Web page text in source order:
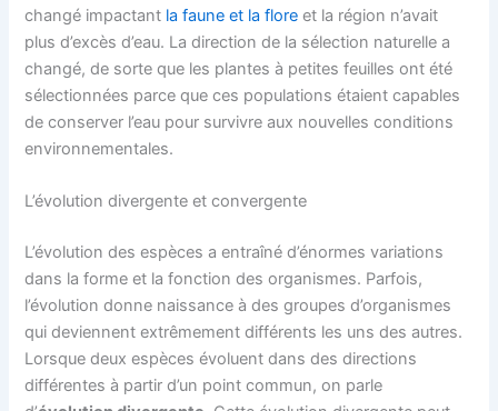
changé impactant la faune et la flore et la région n’avait
plus d’excès d’eau. La direction de la sélection naturelle a
changé, de sorte que les plantes à petites feuilles ont été
sélectionnées parce que ces populations étaient capables
de conserver l’eau pour survivre aux nouvelles conditions
environnementales.
L’évolution divergente et convergente
L’évolution des espèces a entraîné d’énormes variations
dans la forme et la fonction des organismes. Parfois,
l’évolution donne naissance à des groupes d’organismes
qui deviennent extrêmement différents les uns des autres.
Lorsque deux espèces évoluent dans des directions
différentes à partir d’un point commun, on parle